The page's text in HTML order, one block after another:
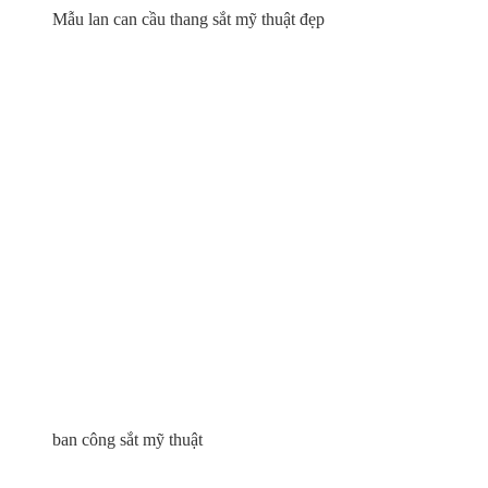
Mẫu lan can cầu thang sắt mỹ thuật đẹp
ban công sắt mỹ thuật